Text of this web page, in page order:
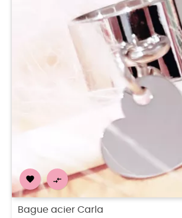
 
Bague acier Carla